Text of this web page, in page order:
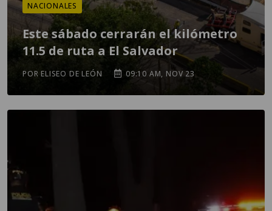
NACIONALES
Este sábado cerrarán el kilómetro
11.5 de ruta a El Salvador
POR ELISEO DE LEÓN 09:10 AM, NOV 23